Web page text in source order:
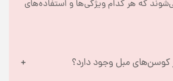
کوسن‌های مبل وجود دارد؟